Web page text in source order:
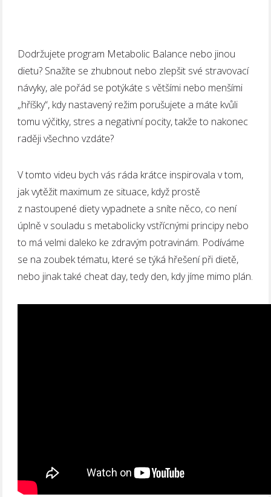
Dodržujete program Metabolic Balance nebo jinou
dietu? Snažíte se zhubnout nebo zlepšit své stravovací
návyky, ale pořád se potýkáte s většími nebo menšími
„hříšky“, kdy nastavený režim porušujete a máte kvůli
tomu výčitky, stres a negativní pocity, takže to nakonec
raději všechno vzdáte?
V tomto videu bych vás ráda krátce inspirovala v tom,
jak vytěžit maximum ze situace, když prostě
z nastoupené diety vypadnete a sníte něco, co není
úplně v souladu s metabolicky vstřícnými principy nebo
to má velmi daleko ke zdravým potravinám. Podíváme
se na zoubek tématu, které se týká hřešení při dietě,
nebo jinak také cheat day, tedy den, kdy jíme mimo plán.